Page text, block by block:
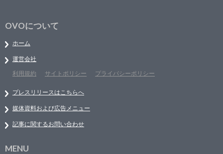
OVOについて
ホーム
運営会社
利用規約
サイトポリシー プライバシーポリシー
プレスリリースはこちらへ
媒体資料および広告メニュー
記事に関するお問い合わせ
MENU